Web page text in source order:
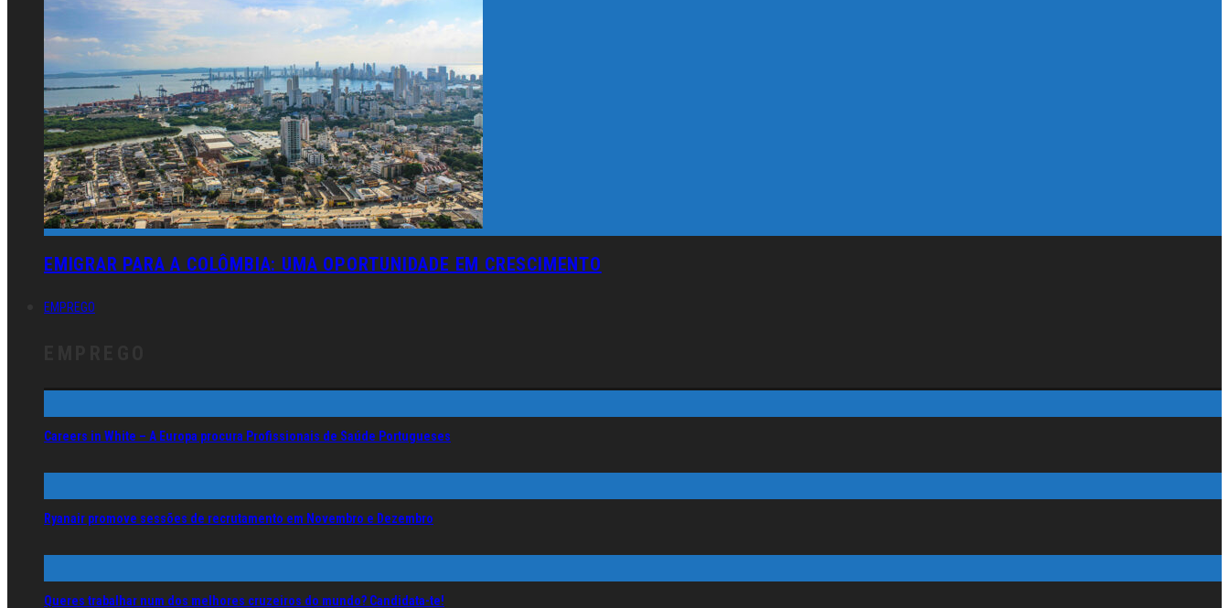
EMIGRAR PARA A COLÔMBIA: UMA OPORTUNIDADE EM CRESCIMENTO
EMPREGO
Careers in White – A Europa procura Profissionais de Saúde Portugueses
Ryanair promove sessões de recrutamento em Novembro e Dezembro
Queres trabalhar num dos melhores cruzeiros do mundo? Candidata-te!